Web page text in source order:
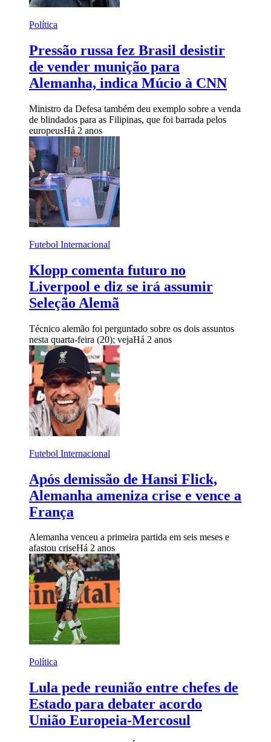
Política
Pressão russa fez Brasil desistir
de vender munição para
Alemanha, indica Múcio à CNN
Ministro da Defesa também deu exemplo sobre a venda
de blindados para as Filipinas, que foi barrada pelos
europeusHá 2 anos
Futebol Internacional
Klopp comenta futuro no
Liverpool e diz se irá assumir
Seleção Alemã
Técnico alemão foi perguntado sobre os dois assuntos
nesta quarta-feira (20); vejaHá 2 anos
Futebol Internacional
Após demissão de Hansi Flick,
Alemanha ameniza crise e vence a
França
Alemanha venceu a primeira partida em seis meses e
afastou criseHá 2 anos
Política
Lula pede reunião entre chefes de
Estado para debater acordo
União Europeia-Mercosul